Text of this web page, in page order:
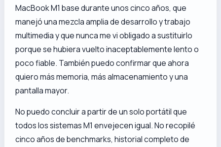
MacBook M1 base durante unos cinco años, que
manejó una mezcla amplia de desarrollo y trabajo
multimedia y que nunca me vi obligado a sustituirlo
porque se hubiera vuelto inaceptablemente lento o
poco fiable. También puedo confirmar que ahora
quiero más memoria, más almacenamiento y una
pantalla mayor.
No puedo concluir a partir de un solo portátil que
todos los sistemas M1 envejecen igual. No recopilé
cinco años de benchmarks, historial completo de